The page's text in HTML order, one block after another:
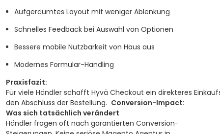
Aufgeräumtes Layout mit weniger Ablenkung
Schnelles Feedback bei Auswahl von Optionen
Bessere mobile Nutzbarkeit von Haus aus
Modernes Formular-Handling
Praxisfazit:
Für viele Händler schafft Hyvä Checkout ein direkteres
den Abschluss der Bestellung. Conversion-Impact:
Was sich tatsächlich verändert
Händler fragen oft nach garantierten Conversion-